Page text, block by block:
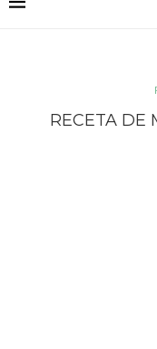
RECETA DE